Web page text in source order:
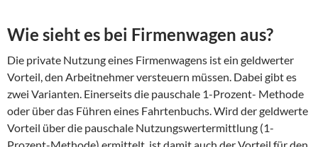
Wie sieht es bei Firmenwagen aus?
Die private Nutzung eines Firmenwagens ist ein geldwerter
Vorteil, den Arbeitnehmer versteuern müssen. Dabei gibt es
zwei Varianten. Einerseits die pauschale 1-Prozent- Methode
oder über das Führen eines Fahrtenbuchs. Wird der geldwerte
Vorteil über die pauschale Nutzungswertermittlung (1-